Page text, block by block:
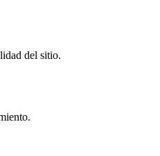
del sitio.